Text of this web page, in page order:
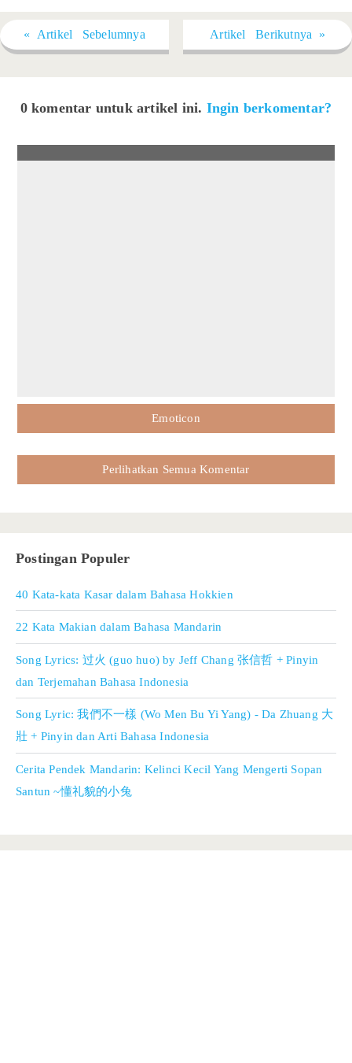
« Artikel Sebelumnya Artikel Berikutnya »
0 komentar untuk artikel ini. Ingin berkomentar?
Emoticon
Perlihatkan Semua Komentar
Postingan Populer
40 Kata-kata Kasar dalam Bahasa Hokkien
22 Kata Makian dalam Bahasa Mandarin
Song Lyrics: 过火 (guo huo) by Jeff Chang 张信哲 + Pinyin
dan Terjemahan Bahasa Indonesia
Song Lyric: 我們不一樣 (Wo Men Bu Yi Yang) - Da Zhuang 大
壯 + Pinyin dan Arti Bahasa Indonesia
Cerita Pendek Mandarin: Kelinci Kecil Yang Mengerti Sopan
Santun ~懂礼貌的小兔